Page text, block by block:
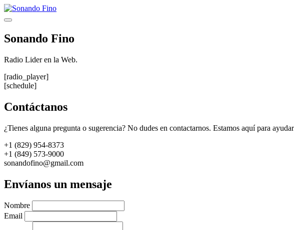
Saltar
al
Menú
Sonando Fino
Radio Lider en la Web.
[radio_player]
[schedule]
Contáctanos
¿Tienes alguna pregunta o sugerencia? No dudes en contactarnos. Estamos aquí para
+1 (829) 954-8373
+1 (849) 573-9000
sonandofino@gmail.com
Envíanos un mensaje
Nombre
Email